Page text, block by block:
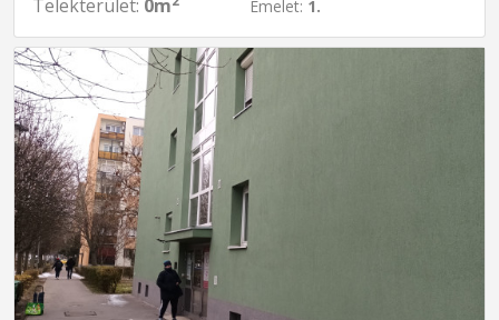
Telekterület: 0m
Emelet: 1.